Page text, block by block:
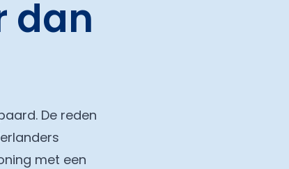
dan
De reden
met een